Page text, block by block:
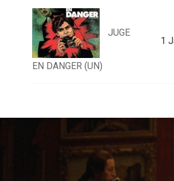
JUGE
EN DANGER (UN)
1